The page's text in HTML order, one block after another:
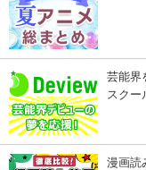
芸能界
スクー
漫画読